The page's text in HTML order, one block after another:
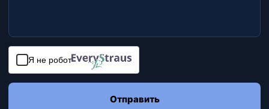
Я не робот
Отправить